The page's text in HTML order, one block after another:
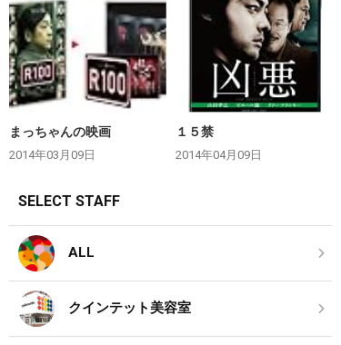
まっちゃんの映画
2014年03月09日
１５禁
2014年04月09日
SELECT STAFF
ALL
クインテット美容室